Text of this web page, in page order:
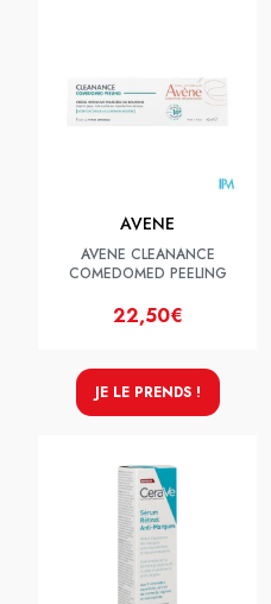
AVENE
AVENE CLEANANCE
COMEDOMED PEELING
22,50€
JE LE PRENDS !